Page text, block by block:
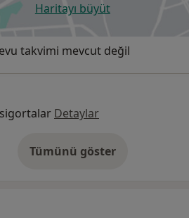
Haritayı büyüt
yeni bir sekmede açılır
takvimi mevcut değil
Detaylar
Tümünü göster
adres hakkında